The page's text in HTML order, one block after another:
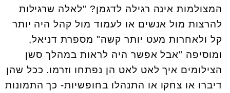
המצולמות אינה רגילה לדגמן? "לאלה שרגילות
להרצות מול אנשים או לעמוד מול קהל היה יותר
קל ולאחרות מעט יותר קשה" מספרת דניאל,
ומוסיפה "אבל אפשר היה לראות במהלך סשן
הצילומים איך לאט לאט הן נפתחו וזרמו. ככל שהן
דיברו או צחקו או התנהלו בחופשיות- כך התמונות